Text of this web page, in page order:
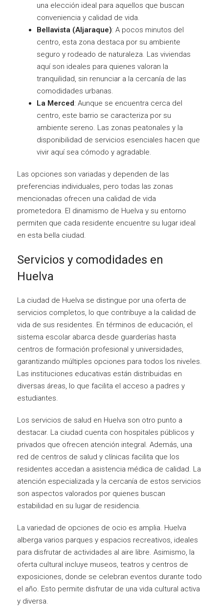
una elección ideal para aquellos que buscan
conveniencia y calidad de vida.
Bellavista (Aljaraque): A pocos minutos del
centro, esta zona destaca por su ambiente
seguro y rodeado de naturaleza. Las viviendas
aquí son ideales para quienes valoran la
tranquilidad, sin renunciar a la cercanía de las
comodidades urbanas.
La Merced: Aunque se encuentra cerca del
centro, este barrio se caracteriza por su
ambiente sereno. Las zonas peatonales y la
disponibilidad de servicios esenciales hacen que
vivir aquí sea cómodo y agradable.
Las opciones son variadas y dependen de las
preferencias individuales, pero todas las zonas
mencionadas ofrecen una calidad de vida
prometedora. El dinamismo de Huelva y su entorno
permiten que cada residente encuentre su lugar ideal
en esta bella ciudad.
Servicios y comodidades en
Huelva
La ciudad de Huelva se distingue por una oferta de
servicios completos, lo que contribuye a la calidad de
vida de sus residentes. En términos de educación, el
sistema escolar abarca desde guarderías hasta
centros de formación profesional y universidades,
garantizando múltiples opciones para todos los niveles.
Las instituciones educativas están distribuidas en
diversas áreas, lo que facilita el acceso a padres y
estudiantes.
Los servicios de salud en Huelva son otro punto a
destacar. La ciudad cuenta con hospitales públicos y
privados que ofrecen atención integral. Además, una
red de centros de salud y clínicas facilita que los
residentes accedan a asistencia médica de calidad. La
atención especializada y la cercanía de estos servicios
son aspectos valorados por quienes buscan
estabilidad en su lugar de residencia.
La variedad de opciones de ocio es amplia. Huelva
alberga varios parques y espacios recreativos, ideales
para disfrutar de actividades al aire libre. Asimismo, la
oferta cultural incluye museos, teatros y centros de
exposiciones, donde se celebran eventos durante todo
el año. Esto permite disfrutar de una vida cultural activa
y diversa.